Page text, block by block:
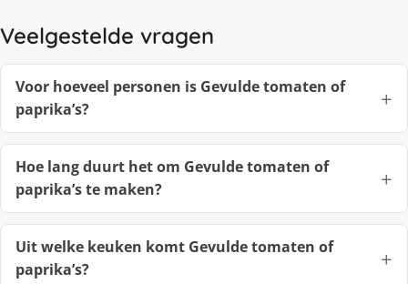
Veelgestelde vragen
Voor hoeveel personen is Gevulde tomaten of
paprika’s?
Hoe lang duurt het om Gevulde tomaten of
paprika’s te maken?
Uit welke keuken komt Gevulde tomaten of
paprika’s?